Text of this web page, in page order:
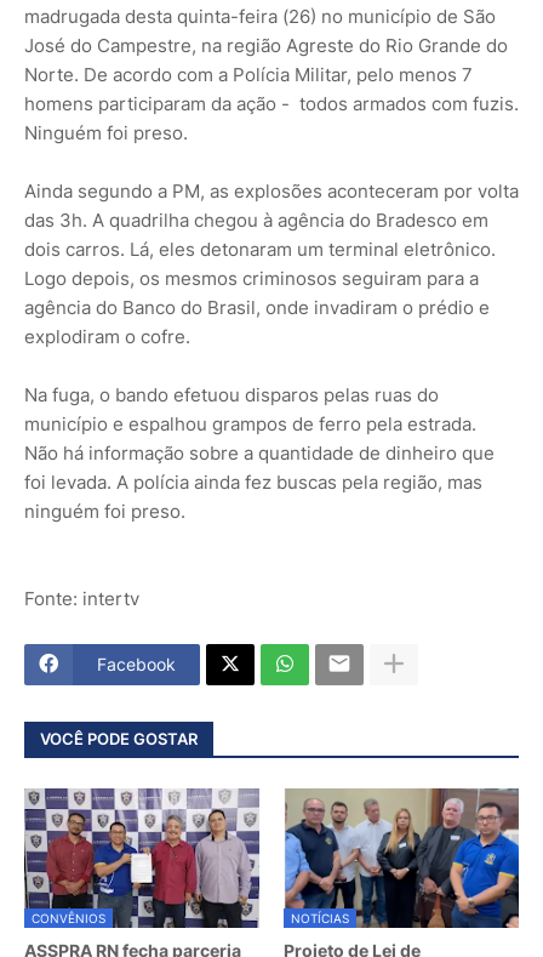
madrugada desta quinta-feira (26) no município de São
José do Campestre, na região Agreste do Rio Grande do
Norte. De acordo com a Polícia Militar, pelo menos 7
homens participaram da ação - todos armados com fuzis.
Ninguém foi preso.
Ainda segundo a PM, as explosões aconteceram por volta
das 3h. A quadrilha chegou à agência do Bradesco em
dois carros. Lá, eles detonaram um terminal eletrônico.
Logo depois, os mesmos criminosos seguiram para a
agência do Banco do Brasil, onde invadiram o prédio e
explodiram o cofre.
Na fuga, o bando efetuou disparos pelas ruas do
município e espalhou grampos de ferro pela estrada.
Não há informação sobre a quantidade de dinheiro que
foi levada. A polícia ainda fez buscas pela região, mas
ninguém foi preso.
Fonte: intertv
Facebook
VOCÊ PODE GOSTAR
CONVÊNIOS
ASSPRA RN fecha parceria
NOTÍCIAS
Projeto de Lei de